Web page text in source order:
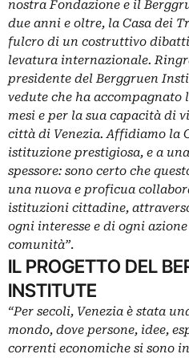
nostra Fondazione e il
due anni e oltre, la Casa dei
fulcro di un costruttivo
levatura internazionale.
presidente del Berggruen
vedute che ha
mesi e per la sua capacità di
città di Venezia. Affidiamo la
istituzione prestigiosa, e a
spessore: sono certo che
una nuova e proficua
istituzioni cittadine,
ogni interesse e di ogni
comunità”.
IL PROGETTO DEL
INSTITUTE
“Per secoli, Venezia è stata
mondo, dove persone, idee,
correnti economiche si sono